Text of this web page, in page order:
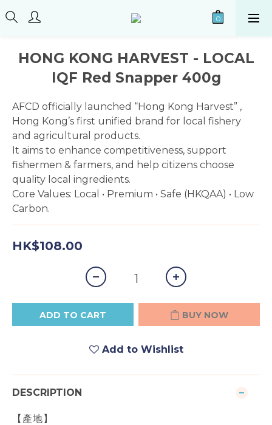
HONG KONG HARVEST - LOCAL
IQF Red Snapper 400g
AFCD officially launched “Hong Kong Harvest” ,
Hong Kong’s first unified brand for local fishery
and agricultural products.
It aims to enhance competitiveness, support
fishermen & farmers, and help citizens choose
quality local ingredients.
Core Values: Local • Premium • Safe (HKQAA) • Low
Carbon.
HK$108.00
ADD TO CART BUY NOW
Add to Wishlist
DESCRIPTION
【產地】